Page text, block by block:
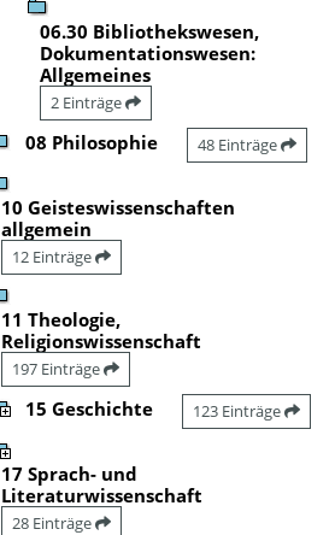
06.30 Bibliothekswesen,
Dokumentationswesen:
Allgemeines
2 Einträge
08 Philosophie 48 Einträge
10 Geisteswissenschaften
allgemein
12 Einträge
11 Theologie,
Religionswissenschaft
197 Einträge
15 Geschichte 123 Einträge
17 Sprach- und
Literaturwissenschaft
28 Einträge